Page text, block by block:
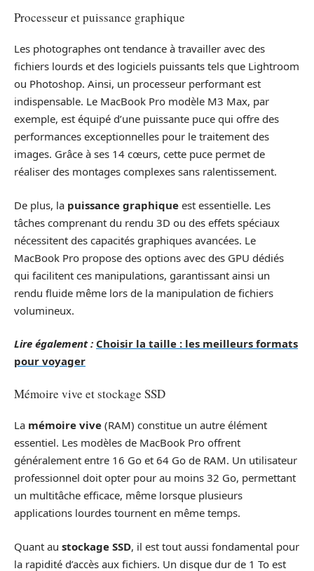
Processeur et puissance graphique
Les photographes ont tendance à travailler avec des
fichiers lourds et des logiciels puissants tels que Lightroom
ou Photoshop. Ainsi, un processeur performant est
indispensable. Le MacBook Pro modèle M3 Max, par
exemple, est équipé d’une puissante puce qui offre des
performances exceptionnelles pour le traitement des
images. Grâce à ses 14 cœurs, cette puce permet de
réaliser des montages complexes sans ralentissement.
De plus, la puissance graphique est essentielle. Les
tâches comprenant du rendu 3D ou des effets spéciaux
nécessitent des capacités graphiques avancées. Le
MacBook Pro propose des options avec des GPU dédiés
qui facilitent ces manipulations, garantissant ainsi un
rendu fluide même lors de la manipulation de fichiers
volumineux.
Lire également : Choisir la taille : les meilleurs formats
pour voyager
Mémoire vive et stockage SSD
La mémoire vive (RAM) constitue un autre élément
essentiel. Les modèles de MacBook Pro offrent
généralement entre 16 Go et 64 Go de RAM. Un utilisateur
professionnel doit opter pour au moins 32 Go, permettant
un multitâche efficace, même lorsque plusieurs
applications lourdes tournent en même temps.
Quant au stockage SSD, il est tout aussi fondamental pour
la rapidité d’accès aux fichiers. Un disque dur de 1 To est